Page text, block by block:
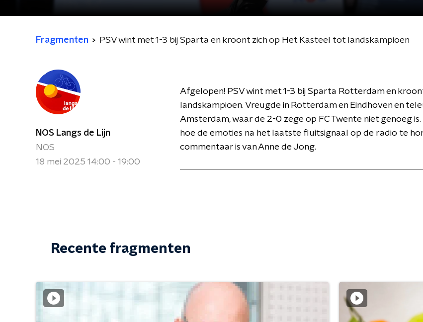
Fragmenten PSV wint met 1-3 bij Sparta en kroont zich op Het Kasteel tot landskampioen
NOS Langs de Lijn
NOS
18 mei 2025 14:00 - 19:00
Afgelopen! PSV wint met 1-3 bij Sparta Rotterdam en
landskampioen. Vreugde in Rotterdam en Eindhoven en
Amsterdam, waar de 2-0 zege op FC Twente niet genoeg
hoe de emoties na het laatste fluitsignaal op de radio te
commentaar is van Anne de Jong.
Recente fragmenten